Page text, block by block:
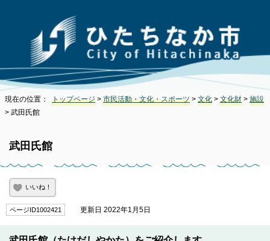
現在の位置： トップページ > 市民活動・文化・スポーツ > 文化 > 文化財 > 施設
> 武田氏館
武田氏館
いいね！
ページID1002421 更新日 2022年1月5日